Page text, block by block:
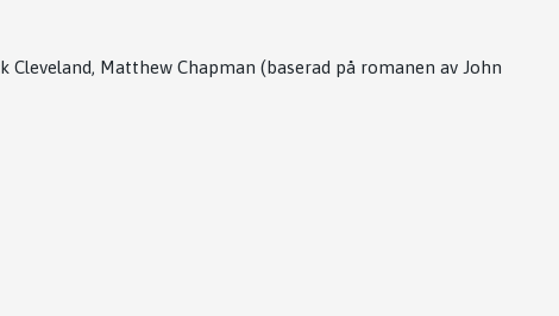
Cleveland, Matthew Chapman (baserad på romanen av John